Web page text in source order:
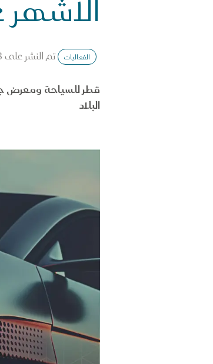
الأشهر
الفعاليات تم النشر على
قطر للسياحة ومعرض
البلاد